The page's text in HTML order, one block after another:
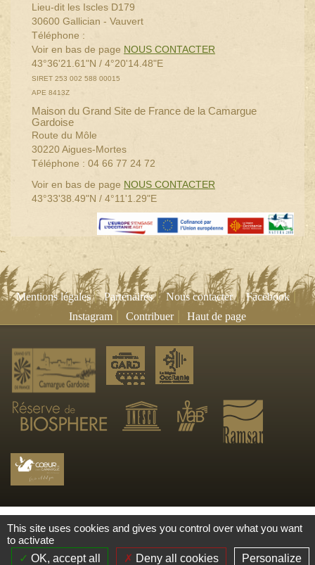
Lieu-dit les Iscles D179
30600 Gallician - Vauvert
Téléphone :
Voir en bas de page NOUS CONTACTER
43°36'21.61"N / 4°20'14.48"E
SIRET 253 002 588 00015
APE 8413Z
Maison du Grand Site de France de la Camargue
Gardoise
Route du Môle
30220 Aigues-Mortes
Téléphone : 04 66 77 24 72
Voir en bas de page NOUS CONTACTER
43°33'38.49"N / 4°11'1.29"E
Mentions légales|Partenaires|Nous contacter|Facebook|
Instagram Contribuer| Haut de page
This site uses cookies and gives you control over what you want
to activate
OK, accept all
Deny all cookies Personalize